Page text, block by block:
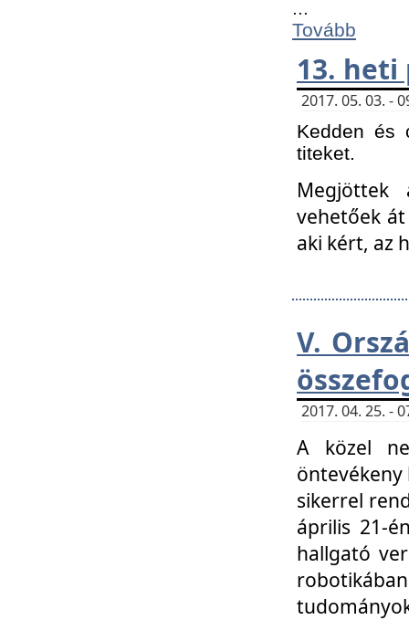
Tovább
13.
2017. 05. 03. -
Kedden és
titeket.
Megjöttek
vehetőek
aki kért, az
V.
2017. 04. 25. -
A közel
öntevékeny
sikerrel
április 21-
hallgató